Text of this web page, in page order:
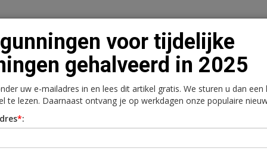
Vacaturebank Contact Abonnementen
voor tijdelijke
gehalveerd in 2025
uw e-mailadres in en lees dit artikel gratis. We sturen u dan een
te lezen. Daarnaast ontvang je op werkdagen onze populaire
*: